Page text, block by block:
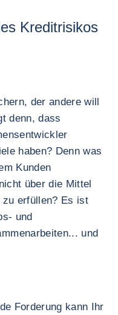
Kreditrisikos
der andere will
denn, dass
haben? Denn was
Kunden
über die Mittel
erfüllen? Es ist
und
und
Forderung kann Ihr